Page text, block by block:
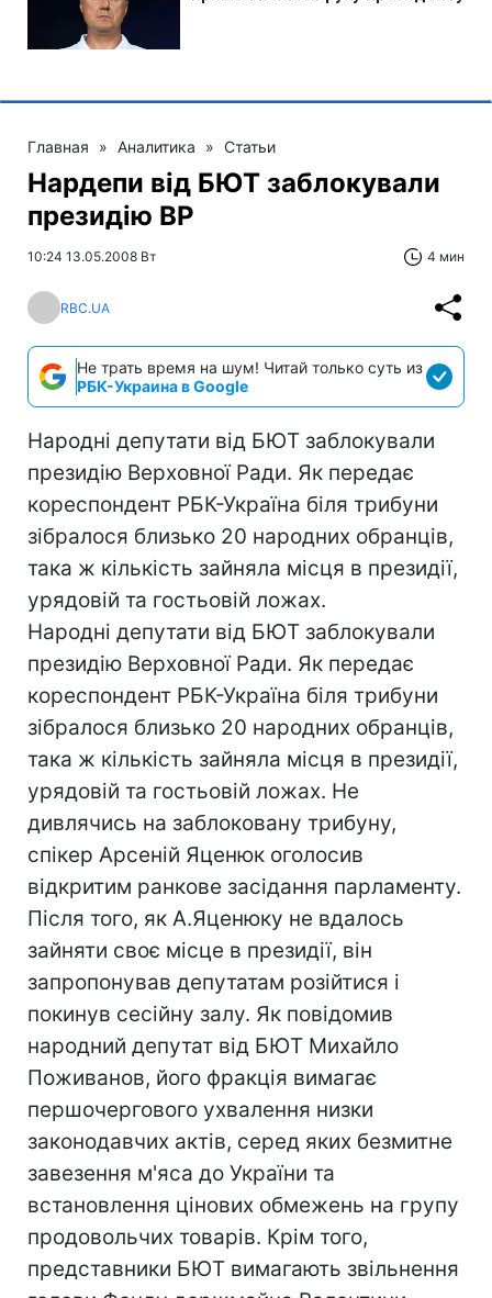
Главная » Аналитика » Статьи
Нардепи від БЮТ заблокували
президію ВР
10:24 13.05.2008 Вт 4 мин
RBC.UA
Не трать время на шум! Читай только суть из
РБК-Украина в Google
Народні депутати від БЮТ заблокували
президію Верховної Ради. Як передає
кореспондент РБК-Україна біля трибуни
зібралося близько 20 народних обранців,
така ж кількість зайняла місця в президії,
урядовій та гостьовій ложах.
Народні депутати від БЮТ заблокували
президію Верховної Ради. Як передає
кореспондент РБК-Україна біля трибуни
зібралося близько 20 народних обранців,
така ж кількість зайняла місця в президії,
урядовій та гостьовій ложах. Не
дивлячись на заблоковану трибуну,
спікер Арсеній Яценюк оголосив
відкритим ранкове засідання парламенту.
Після того, як А.Яценюку не вдалось
зайняти своє місце в президії, він
запропонував депутатам розійтися і
покинув сесійну залу. Як повідомив
народний депутат від БЮТ Михайло
Поживанов, його фракція вимагає
першочергового ухвалення низки
законодавчих актів, серед яких безмитне
завезення м'яса до України та
встановлення цінових обмежень на групу
продовольчих товарів. Крім того,
представники БЮТ вимагають звільнення